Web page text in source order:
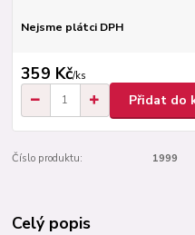
Nejsme plátci DPH
359 Kč/ks
Přidat do
Číslo produktu: 1999
Celý popis